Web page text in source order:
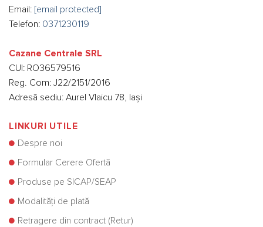
Email: [email protected]
Telefon: 0371230119
Cazane Centrale SRL
CUI: RO36579516
Reg. Com: J22/2151/2016
Adresă sediu: Aurel Vlaicu 78, Iași
LINKURI UTILE
Despre noi
Formular Cerere Ofertă
Produse pe SICAP/SEAP
Modalități de plată
Retragere din contract (Retur)